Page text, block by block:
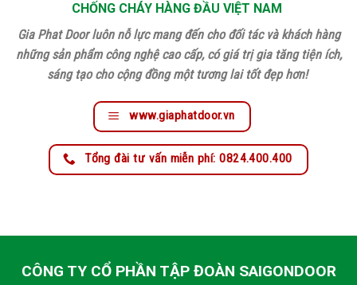
CHỐNG CHÁY HÀNG ĐẦU VIỆT NAM
Gia Phat Door luôn nỗ lực mang đến cho đối tác và khách hàng
những sản phẩm công nghệ cao cấp, có giá trị gia tăng tiện ích,
sáng tạo cho cộng đồng một tương lai tốt đẹp hơn!
www.giaphatdoor.vn
Tổng đài tư vấn miễn phí: 0824.400.400
CÔNG TY CỔ PHẦN TẬP ĐOÀN SAIGONDOOR